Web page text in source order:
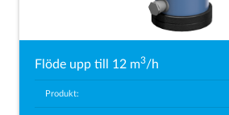
Flöde upp till 12 m3/h
Produkt: